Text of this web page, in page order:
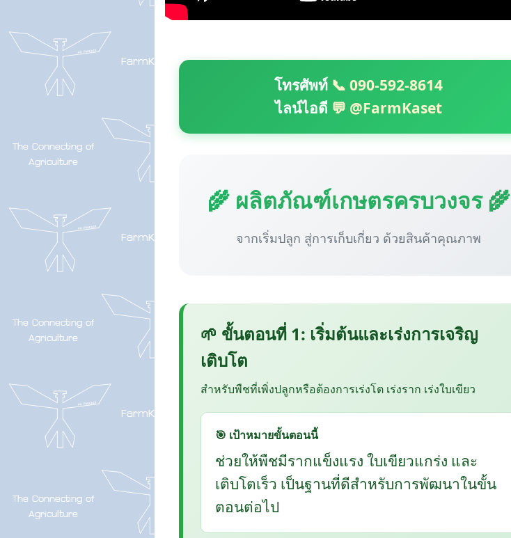
โทรศัพท์ 📞 090-592-8614
ไลน์ไอดี 💬 @FarmKaset
🌾 ผลิตภัณฑ์เกษตรครบวงจร 🌾
จากเริ่มปลูก สู่การเก็บเกี่ยว ด้วยสินค้าคุณภาพ
🌱 ขั้นตอนที่ 1: เริ่มต้นและเร่งการเจริญ
เติบโต
สำหรับพืชที่เพิ่งปลูกหรือต้องการเร่งโต เร่งราก เร่งใบเขียว
🎯 เป้าหมายขั้นตอนนี้
ช่วยให้พืชมีรากแข็งแรง ใบเขียวแกร่ง และ
เติบโตเร็ว เป็นฐานที่ดีสำหรับการพัฒนาในขั้น
ตอนต่อไป